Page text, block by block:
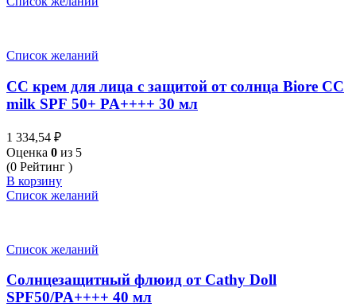
Список желаний
СС крем для лица с защитой от солнца Biore CC
milk SPF 50+ PA++++ 30 мл
1 334,54 ₽
Оценка 0 из 5
(0 Рейтинг )
В корзину
Список желаний
Список желаний
Солнцезащитный флюид от Cathy Doll
SPF50/PA++++ 40 мл